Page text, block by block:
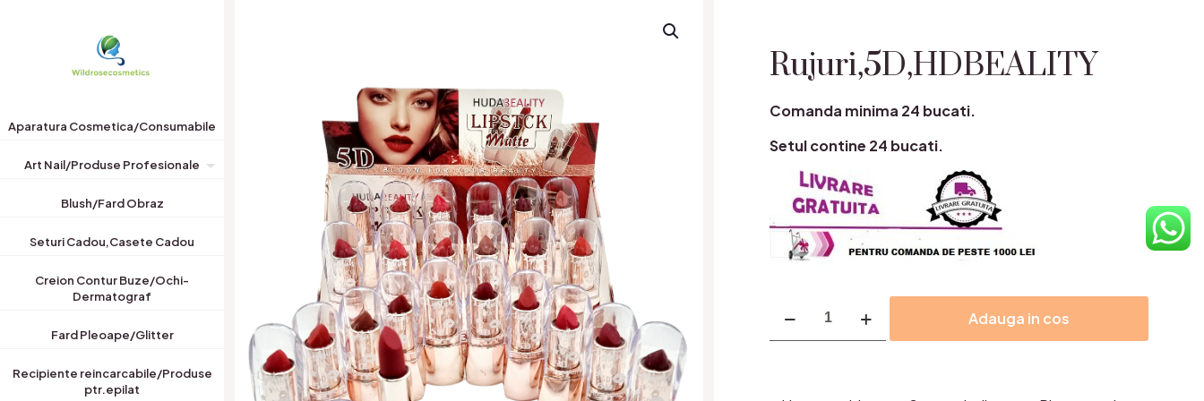
Aparatura Cosmetica/Consumabile
Art Nail/Produse Profesionale
Blush/Fard Obraz
Seturi Cadou,Casete Cadou
Creion Contur Buze/Ochi-
Dermatograf
Fard Pleoape/Glitter
Recipiente reincarcabile/Produse
ptr.epilat
Rujuri,5D,HDBEALITY
Comanda minima 24 bucati.
Setul contine 24 bucati.
Rujuri,5D,HDBEALITY
Adauga in cos